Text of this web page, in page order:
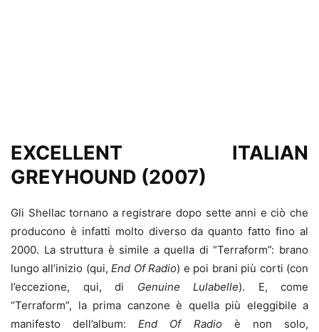
EXCELLENT ITALIAN
GREYHOUND (2007)
Gli Shellac tornano a registrare dopo sette anni e ciò che
producono è infatti molto diverso da quanto fatto fino al
2000. La struttura è simile a quella di “Terraform”: brano
lungo all’inizio (qui,End Of Radio) e poi brani più corti (con
l’eccezione, qui, di Genuine Lulabelle). E, come
“Terraform”, la prima canzone è quella più eleggibile a
manifesto dell’album:End Of Radioè non solo,